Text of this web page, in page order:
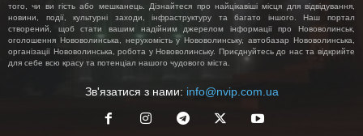
того, чи ви гість або мешканець. Дізнайтеся про найцікавіші місця для відвідування,
новини, події, культурні заходи, інфраструктуру та багато іншого. Наш портал
створений, щоб стати вашим надійним джерелом інформації про Нововолинськ,
оголошення Нововолинська, нерухомість у Нововолинську, автобазар Нововолинська,
організації Нововолинська, робота у Нововолинську. Приєднуйтесь до нас та відкрийте
для себе всю красу та потенціал нашого чудового міста.
Зв'язатися з нами: info@nvip.com.ua